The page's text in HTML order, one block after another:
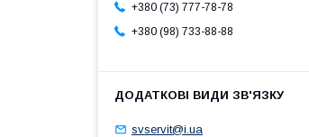
+380 (73) 777-78-78
+380 (98) 733-88-88
svservit@i.ua